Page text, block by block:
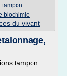
tampon
biochimie
du vivant
tampon